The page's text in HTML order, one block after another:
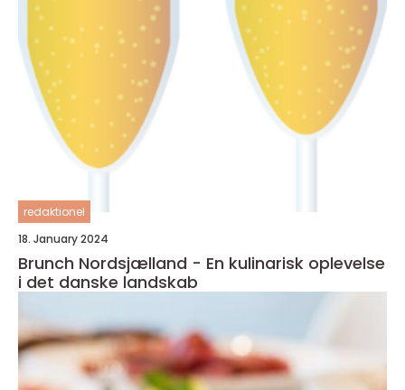
redaktionel
18. January 2024
Brunch Nordsjælland - En kulinarisk oplevelse
i det danske landskab